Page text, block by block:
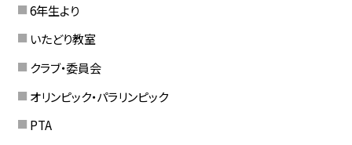
6年生より
いたどり教室
クラブ・委員会
オリンピック・パラリンピック
PTA